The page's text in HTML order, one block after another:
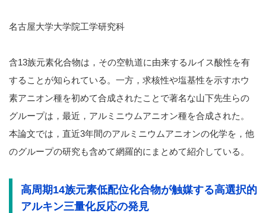
名古屋大学大学院工学研究科
含13族元素化合物は，その空軌道に由来するルイス酸性を有
することが知られている。一方，求核性や塩基性を示すホウ
素アニオン種を初めて合成されたことで著名な山下先生らの
グループは，最近，アルミニウムアニオン種を合成された。
本論文では，直近3年間のアルミニウムアニオンの化学を，他
のグループの研究も含めて網羅的にまとめて紹介している。
高周期14族元素低配位化合物が触媒する高選択的
アルキン三量化反応の発見